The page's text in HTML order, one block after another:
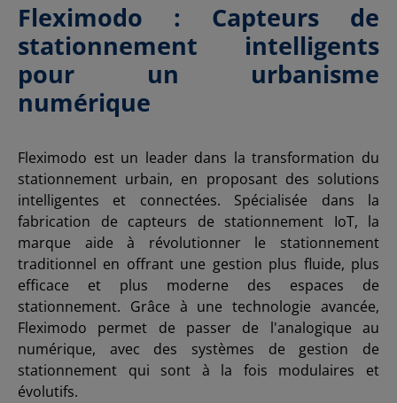
Fleximodo : Capteurs de
stationnement intelligents
pour un urbanisme
numérique
Fleximodo est un leader dans la transformation du
stationnement urbain, en proposant des solutions
intelligentes et connectées. Spécialisée dans la
fabrication de capteurs de stationnement IoT, la
marque aide à révolutionner le stationnement
traditionnel en offrant une gestion plus fluide, plus
efficace et plus moderne des espaces de
stationnement. Grâce à une technologie avancée,
Fleximodo permet de passer de l'analogique au
numérique, avec des systèmes de gestion de
stationnement qui sont à la fois modulaires et
évolutifs.